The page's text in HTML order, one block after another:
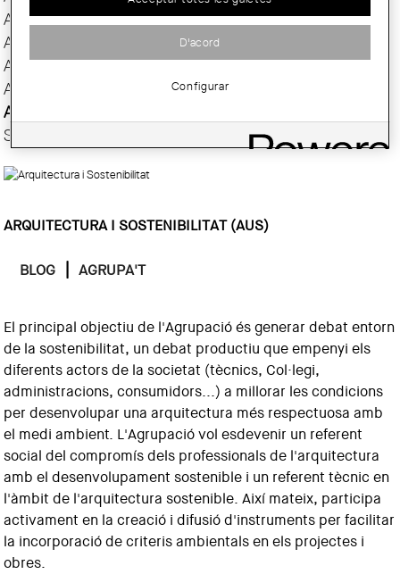
AAEPFMC
AASAP
AAUC
AJAC
AUS
SÈNIOR/A
ARQUITECTURA I SOSTENIBILITAT (AUS)
BLOG |AGRUPA'T
El principal objectiu de l'Agrupació és generar debat entorn
de la sostenibilitat, un debat productiu que empenyi els
diferents actors de la societat (tècnics, Col·legi,
administracions, consumidors...) a millorar les condicions
per desenvolupar una arquitectura més respectuosa amb
el medi ambient. L'Agrupació vol esdevenir un referent
social del compromís dels professionals de l'arquitectura
amb el desenvolupament sostenible i un referent tècnic en
l'àmbit de l'arquitectura sostenible. Així mateix, participa
activament en la creació i difusió d'instruments per facilitar
la incorporació de criteris ambientals en els projectes i
obres.
D'acord
Configurar